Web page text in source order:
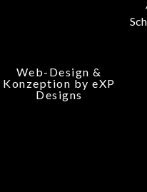
Web-Design &
Konzeption by eXP
Designs